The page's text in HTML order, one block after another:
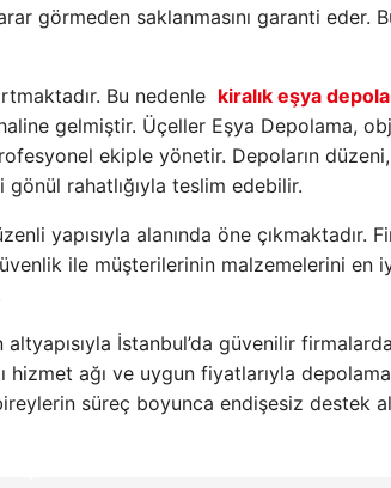
görmeden saklanmasını garanti eder.
Bu nedenle kiralık eşya
gelmiştir. Üçeller Eşya Depolama,
ekiple yönetir. Depoların düzeni,
gönül rahatlığıyla teslim edebilir.
yapısıyla alanında öne çıkmaktadır.
ile müşterilerinin malzemelerini en
İstanbul’da güvenilir
hizmet ağı ve uygun fiyatlarıyla depolama
süreç boyunca endişesiz destek